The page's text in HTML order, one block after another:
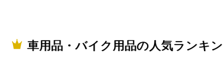
車用品・
車用品・バイク用品の人気ランキ